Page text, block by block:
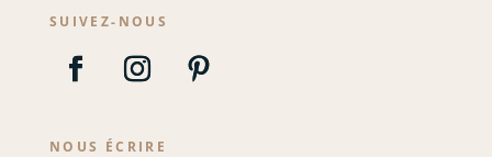
SUIVEZ-NOUS
NOUS ÉCRIRE